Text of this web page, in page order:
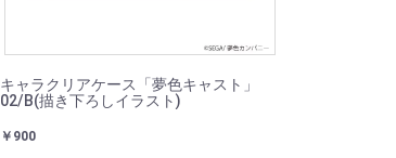
キャラクリアケース「夢色キャスト」
02/B(描き下ろしイラスト)
￥900